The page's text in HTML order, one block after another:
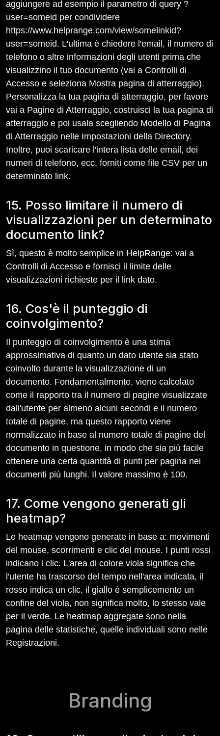
aggiungere ad esempio il parametro di query ?
user=someid per condividere
https://www.helprange.com/view/somelinkid?
user=someid. L'ultima è chiedere l'email, il numero di
telefono o altre informazioni degli utenti prima che
visualizzino il tuo documento (vai a Controlli di
Accesso e seleziona Mostra pagina di atterraggio).
Personalizza la tua pagina di atterraggio, per favore
vai a Pagine di Atterraggio, costruisci la tua pagina di
atterraggio e poi usala scegliendo Modello di Pagina
di Atterraggio nelle Impostazioni della Directory.
Inoltre, puoi scaricare l'intera lista delle email, dei
numeri di telefono, ecc. forniti come file CSV per un
determinato link.
15. Posso limitare il numero di
visualizzazioni per un determinato
documento link?
Sì, questo è molto semplice in HelpRange: vai a
Controlli di Accesso e fornisci il limite delle
visualizzazioni richieste per il link dato.
16. Cos'è il punteggio di
coinvolgimento?
Il punteggio di coinvolgimento è una stima
approssimativa di quanto un dato utente sia stato
coinvolto durante la visualizzazione di un
documento. Fondamentalmente, viene calcolato
come il rapporto tra il numero di pagine visualizzate
dall'utente per almeno alcuni secondi e il numero
totale di pagine, ma questo rapporto viene
normalizzato in base al numero totale di pagine del
documento in questione, in modo che sia più facile
ottenere una certa quantità di punti per pagina nei
documenti più lunghi. Il valore massimo è 100.
17. Come vengono generati gli
heatmap?
Le heatmap vengono generate in base a: movimenti
del mouse, scorrimenti e clic del mouse. I punti rossi
indicano i clic. L'area di colore viola significa che
l'utente ha trascorso del tempo nell'area indicata, il
rosso indica un clic, il giallo è semplicemente un
confine del viola, non significa molto, lo stesso vale
per il verde. Le heatmap aggregate sono nella
pagina delle statistiche, quelle individuali sono nelle
Registrazioni.
Branding